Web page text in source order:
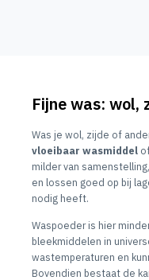
Fijne was: wol,
Was je wol, zijde of
vloeibaar wasmiddel
milder van
en lossen goed op bij
nodig heeft.
Waspoeder is hier
bleekmiddelen in
wastemperaturen en
Bovendien bestaat de